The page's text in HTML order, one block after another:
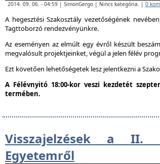
2014. 09. 06. - 04:59 | SimonGergo | Nincs kategória. | 0
A hegesztési Szakosztály vezetőségének
Tagttoborzó rendezvényünkre.
Az eseményen az elmúlt egy évről készült
megvalósult projektjeinket, végül a jelen félév
Ezt követően lehetőségetek lesz jelentkezni a
A Félévnyitó 18:00-kor veszi kezdetét
termében.
Visszajelzések a II.
Egyetemről